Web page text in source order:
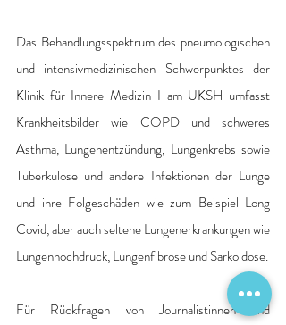
Das Behandlungsspektrum des pneumologischen
und intensivmedizinischen Schwerpunktes der
Klinik für Innere Medizin I am UKSH umfasst
Krankheitsbilder wie COPD und schweres
Asthma, Lungenentzündung, Lungenkrebs sowie
Tuberkulose und andere Infektionen der Lunge
und ihre Folgeschäden wie zum Beispiel Long
Covid, aber auch seltene Lungenerkrankungen wie
Lungenhochdruck, Lungenfibrose und Sarkoidose.
Für Rückfragen von Journalistinnen und